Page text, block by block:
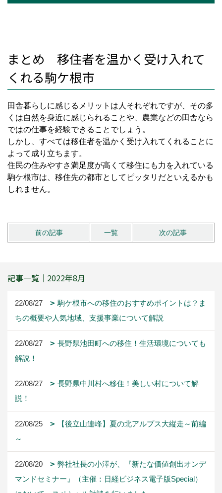
まとめ 移住者を温かく受け入れて
くれる駒ケ根市
田舎暮らしに感じるメリットは人それぞれですが、その多
くは自然を身近に感じられることや、農業などの田舎なら
ではの仕事を経験できることでしょう。
しかし、すべては移住者を温かく受け入れてくれることに
よって成り立ちます。
住民の住みやすさ満足度が高くて移住にも力を入れている
駒ケ根市は、移住先の都市としてピッタリだといえるかも
しれません。
前の記事 一覧 次の記事
記事一覧｜2022年8月
22/08/27
駒ケ根市への移住のおすすめポイントは？ま
ちの概要や人気地域、支援事業について解説
22/08/27
長野県池田町への移住！生活環境についても
解説！
22/08/27
長野県中川村へ移住！美しい村について解
説！
22/08/25
【後立山連峰】夏の北アルプス大縦走～前編
～
22/08/20
弊社社長の小澤が、『新たな価値創出オンデ
マンドセミナー』（主催：日経ビジネス電子版Special）